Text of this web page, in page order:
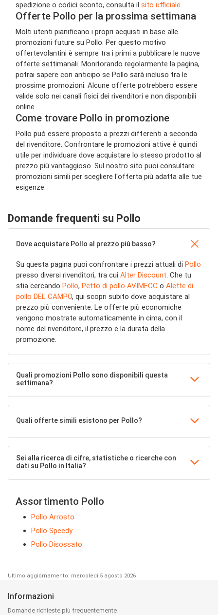
spedizione o codici sconto, consulta il sito ufficiale.
Offerte Pollo per la prossima settimana
Molti utenti pianificano i propri acquisti in base alle
promozioni future su Pollo. Per questo motivo
offertevolantini è sempre tra i primi a pubblicare le nuove
offerte settimanali. Monitorando regolarmente la pagina,
potrai sapere con anticipo se Pollo sarà incluso tra le
prossime promozioni. Alcune offerte potrebbero essere
valide solo nei canali fisici dei rivenditori e non disponibili
online.
Come trovare Pollo in promozione
Pollo può essere proposto a prezzi differenti a seconda
del rivenditore. Confrontare le promozioni attive è quindi
utile per individuare dove acquistare lo stesso prodotto al
prezzo più vantaggioso. Sul nostro sito puoi consultare
promozioni simili per scegliere l'offerta più adatta alle tue
esigenze.
Domande frequenti su Pollo
Dove acquistare Pollo al prezzo più basso?
Su questa pagina puoi confrontare i prezzi attuali di Pollo
presso diversi rivenditori, tra cui Alter Discount. Che tu
stia cercando Pollo, Petto di pollo AVIMECC o Alette di
pollo DEL CAMPO, qui scopri subito dove acquistare al
prezzo più conveniente. Le offerte più economiche
vengono mostrate automaticamente in cima, con il
nome del rivenditore, il prezzo e la durata della
promozione.
Quali promozioni Pollo sono disponibili questa
settimana?
Quali offerte simili esistono per Pollo?
Sei alla ricerca di cifre, statistiche o ricerche con
dati su Pollo in Italia?
Assortimento Pollo
Pollo Arrosto
Pollo Speedy
Pollo Disossato
Ultimo aggiornamento: mercoledì 5 agosto 2026
Informazioni
Domande richieste più frequentemente